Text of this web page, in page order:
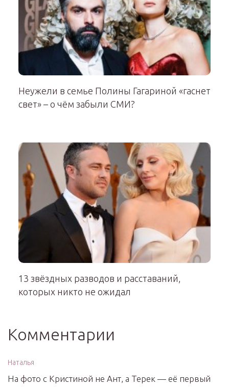
Неужели в семье Полины Гагариной «гаснет
свет» – о чём забыли СМИ?
13 звёздных разводов и расставаний,
которых никто не ожидал
Комментарии
Наталья
На фото с Кристиной не Ант, а Терек — её первый